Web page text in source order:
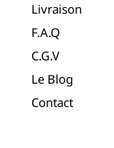
Livraison
F.A.Q
C.G.V
Le Blog
Contact